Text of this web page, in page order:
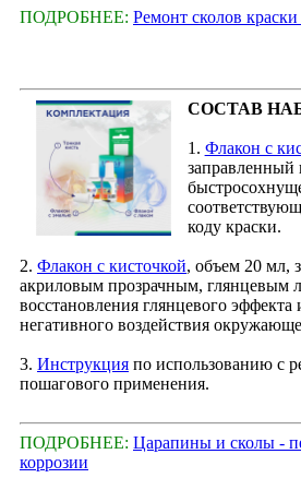
ПОДРОБНЕЕ: Ремонт сколов
СОСТАВ
1. Флакон с
заправленный
коду краски.
2. Флакон с кисточкой, объем 20 мл,
акриловым прозрачным, глянцевым
восстановления глянцевого
негативного воздействия
3. Инструкция по использованию с
пошагового применения.
ПОДРОБНЕЕ: Царапины и сколы -
коррозии